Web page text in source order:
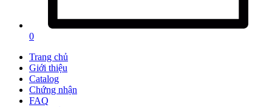
0
Trang chủ
Giới thiệu
Catalog
Chứng nhận
FAQ